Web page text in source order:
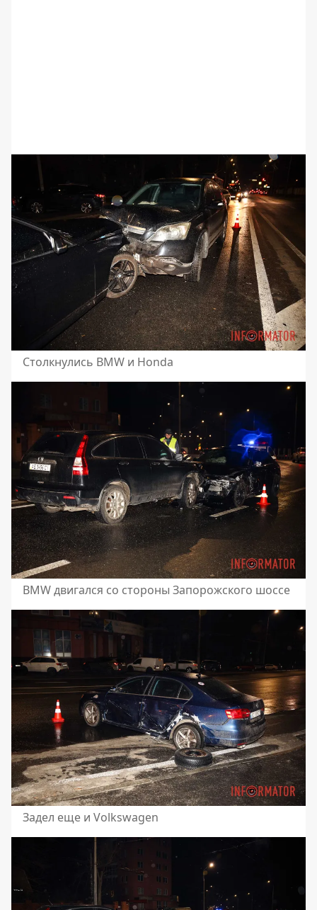
Столкнулись BMW и Honda
BMW двигался со стороны Запорожского шоссе
Задел еще и Volkswagen